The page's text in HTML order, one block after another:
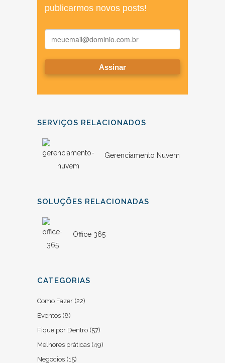
SERVIÇOS RELACIONADOS
Gerenciamento Nuvem
SOLUÇÕES RELACIONADAS
Office 365
CATEGORIAS
Como Fazer (22)
Eventos (8)
Fique por Dentro (57)
Melhores práticas (49)
Negocios (15)